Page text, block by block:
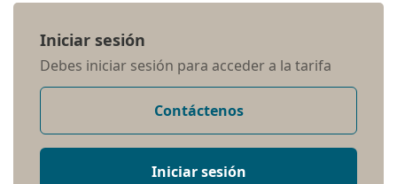
Iniciar sesión
Debes iniciar sesión para acceder a la tarifa
Contáctenos
Iniciar sesión